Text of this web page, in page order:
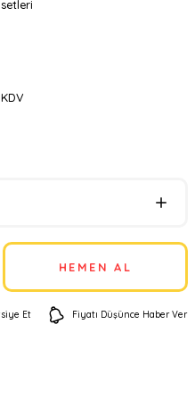
HEMEN AL
Et Fiyatı Düşünce Haber Ver